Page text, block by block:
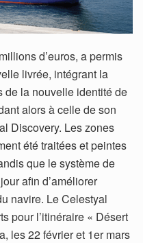
d’euros, a permis
livrée, intégrant la
de la nouvelle identité de
alors à celle de son
Discovery. Les zones
été traitées et peintes
que le système de
afin d’améliorer
navire. Le Celestyal
pour l’itinéraire « Désert
les 22 février et 1er mars